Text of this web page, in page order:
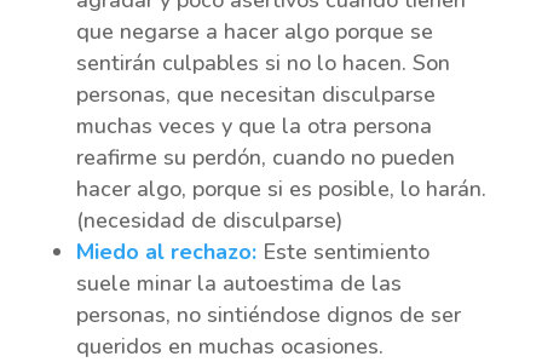
que negarse a hacer algo porque se
sentirán culpables si no lo hacen. Son
personas, que necesitan disculparse
muchas veces y que la otra persona
reafirme su perdón, cuando no pueden
hacer algo, porque si es posible, lo harán.
(necesidad de disculparse)
Miedo al rechazo: Este sentimiento
suele minar la autoestima de las
personas, no sintiéndose dignos de ser
queridos en muchas ocasiones.